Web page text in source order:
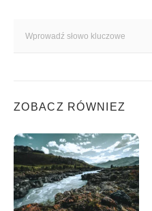
ZOBACZ RÓWNIEZ